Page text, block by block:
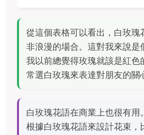
從這個表格可以看出，白玫瑰
非浪漫的場合。這對我來說是
我以前總覺得玫瑰就該是紅色
常選白玫瑰來表達對朋友的關
白玫瑰花語在商業上也很有用
根據白玫瑰花語來設計花束，